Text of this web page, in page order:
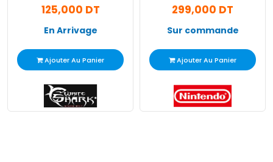
125,000 DT
En Arrivage
Ajouter Au Panier
299,000 DT
Sur commande
Ajouter Au Panier